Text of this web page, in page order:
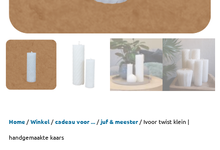
Home/Winkel/cadeau voor .../juf & meester/ Ivoor twist klein |
handgemaakte kaars